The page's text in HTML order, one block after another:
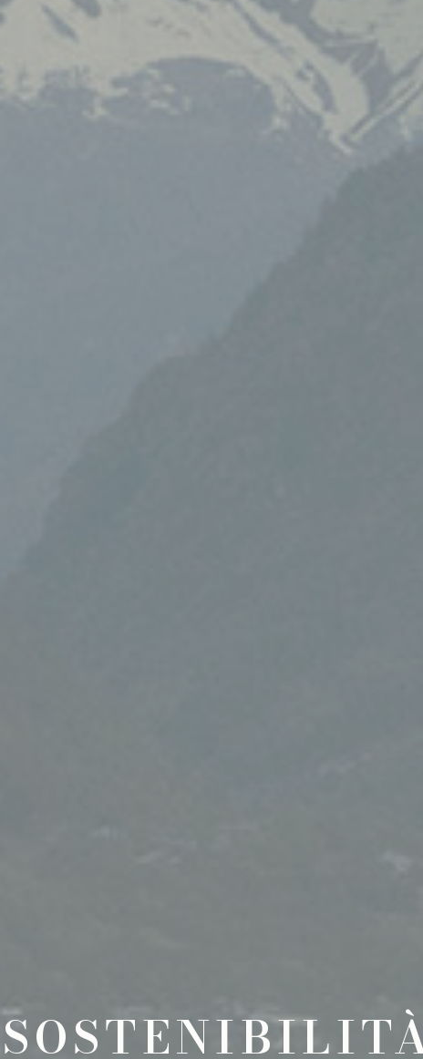
ENGLISH
CONTATTI